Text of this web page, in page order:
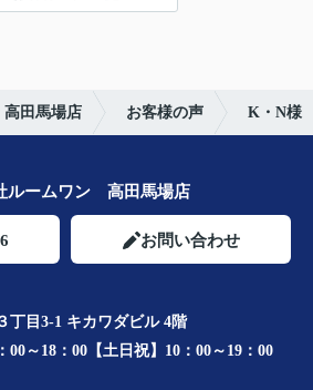
高田馬場店 お客様の声 K・N様
ルームワン 高田馬場店
お問い合わせ
丁目3-1 キカワダビル 4階
00～18：00【土日祝】10：00～19：00